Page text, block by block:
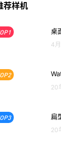
荐样机
桌
4
20
扁
20